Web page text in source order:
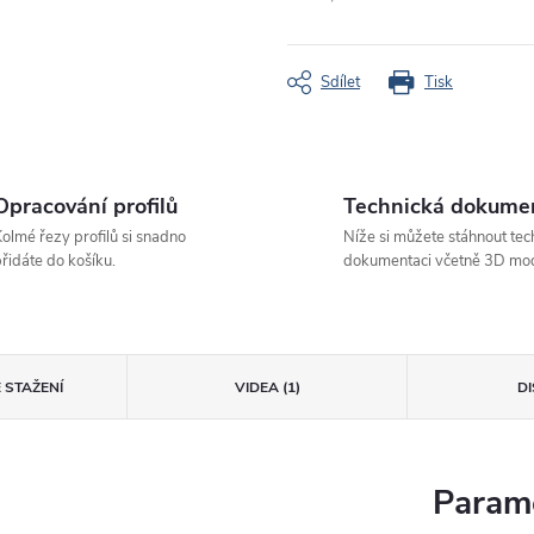
cena:
Tisk
Sdílet
profilů
řezy profilů si snadno
do košíku.
Technická
Níže si můžete stáhnout
dokumentaci včetně 3D
STAŽENÍ VIDEA (1)